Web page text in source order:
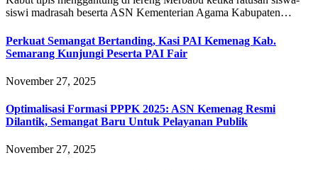
siswi madrasah beserta ASN Kementerian Agama Kabupaten…
Perkuat Semangat Bertanding, Kasi PAI Kemenag Kab.
Semarang Kunjungi Peserta PAI Fair
November 27, 2025
Optimalisasi Formasi PPPK 2025: ASN Kemenag Resmi
Dilantik, Semangat Baru Untuk Pelayanan Publik
November 27, 2025